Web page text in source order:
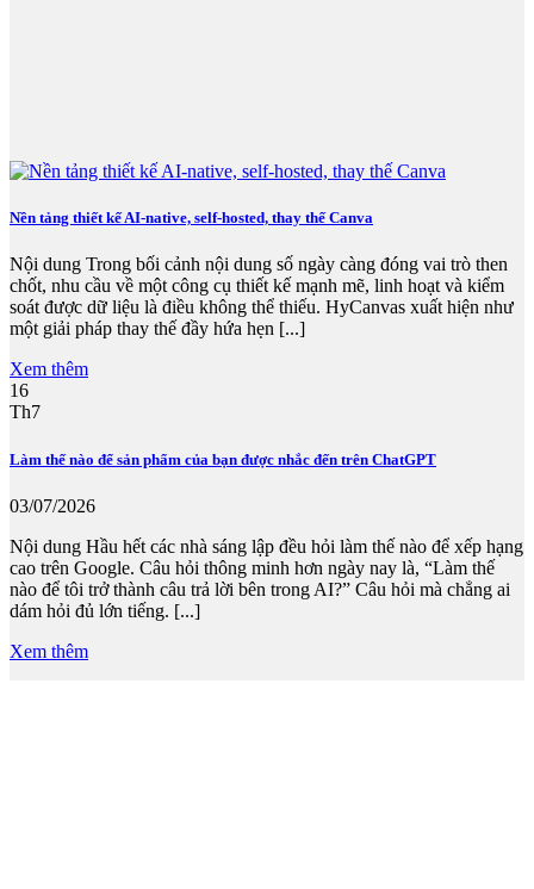
Nền tảng thiết kế AI-native, self-hosted, thay thế Canva
Nội dung Trong bối cảnh nội dung số ngày càng đóng vai trò then
chốt, nhu cầu về một công cụ thiết kế mạnh mẽ, linh hoạt và kiểm
soát được dữ liệu là điều không thể thiếu. HyCanvas xuất hiện như
một giải pháp thay thế đầy hứa hẹn [...]
Xem thêm
16
Th7
Làm thế nào để sản phẩm của bạn được nhắc đến trên ChatGPT
03/07/2026
Nội dung Hầu hết các nhà sáng lập đều hỏi làm thế nào để xếp hạng
cao trên Google. Câu hỏi thông minh hơn ngày nay là, “Làm thế
nào để tôi trở thành câu trả lời bên trong AI?” Câu hỏi mà chẳng ai
dám hỏi đủ lớn tiếng. [...]
Xem thêm